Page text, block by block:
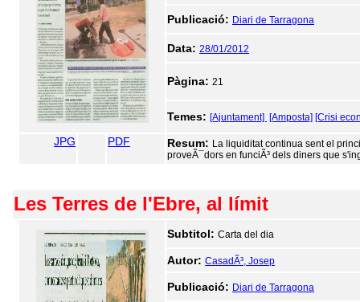
Publicació: Diari de Tarragona
Data: 28/01/2012
Pàgina: 21
Temes: [Ajuntament] [Amposta] [Crisi
JPG PDF Resum: La liquiditat continua sent el
proveÃ¯dors en funciÃ³ dels diners que
Les Terres de l'Ebre, al límit
Subtitol: Carta del dia
Autor: CasadÃ³, Josep
Publicació: Diari de Tarragona